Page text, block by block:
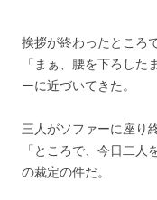
挨拶が終わったところで
「まぁ、腰を下ろし
ーに近づいてきた。
三人がソファーに座り
「ところで、今日二
の裁定の件だ。